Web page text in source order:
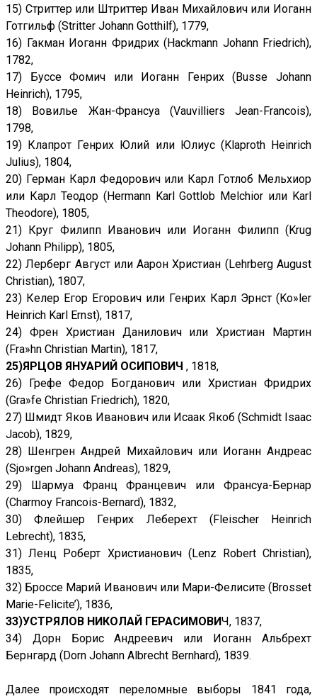
15) Стриттер или Штриттер Иван Михайлович или Иоганн
Готгильф (Stritter Johann Gotthilf), 1779,
16) Гакман Иоганн Фридрих (Hackmann Johann Friedrich),
1782,
17) Буссе Фомич или Иоганн Генрих (Busse Johann
Heinrich), 1795,
18) Вовилье Жан-Франсуа (Vauvilliers Jean-Francois),
1798,
19) Клапрот Генрих Юлий или Юлиус (Klaproth Heinrich
Julius), 1804,
20) Герман Карл Федорович или Карл Готлоб Мельхиор
или Карл Теодор (Hermann Karl Gottlob Melchior или Karl
Theodore), 1805,
21) Круг Филипп Иванович или Иоганн Филипп (Krug
Johann Philipp), 1805,
22) Лерберг Август или Аарон Христиан (Lehrberg August
Christian), 1807,
23) Келер Егор Егорович или Генрих Карл Эрнст (Ko»ler
Heinrich Karl Ernst), 1817,
24) Френ Христиан Данилович или Христиан Мартин
(Fra»hn Christian Martin), 1817,
25)ЯРЦОВ ЯНУАРИЙ ОСИПОВИЧ , 1818,
26) Грефе Федор Богданович или Христиан Фридрих
(Gra»fe Christian Friedrich), 1820,
27) Шмидт Яков Иванович или Исаак Якоб (Schmidt Isaac
Jacob), 1829,
28) Шенгрен Андрей Михайлович или Иоганн Андреас
(Sjo»rgen Johann Andreas), 1829,
29) Шармуа Франц Францевич или Франсуа-Бернар
(Charmoy Francois-Bernard), 1832,
30) Флейшер Генрих Леберехт (Fleischer Heinrich
Lebrecht), 1835,
31) Ленц Роберт Христианович (Lenz Robert Christian),
1835,
32) Броссе Марий Иванович или Мари-Фелисите (Brosset
Marie-Felicite’), 1836,
33)УСТРЯЛОВ НИКОЛАЙ ГЕРАСИМОВИЧ, 1837,
34) Дорн Борис Андреевич или Иоганн Альбрехт
Бернгард (Dorn Johann Albrecht Bernhard), 1839.
Далее происходят переломные выборы 1841 года,